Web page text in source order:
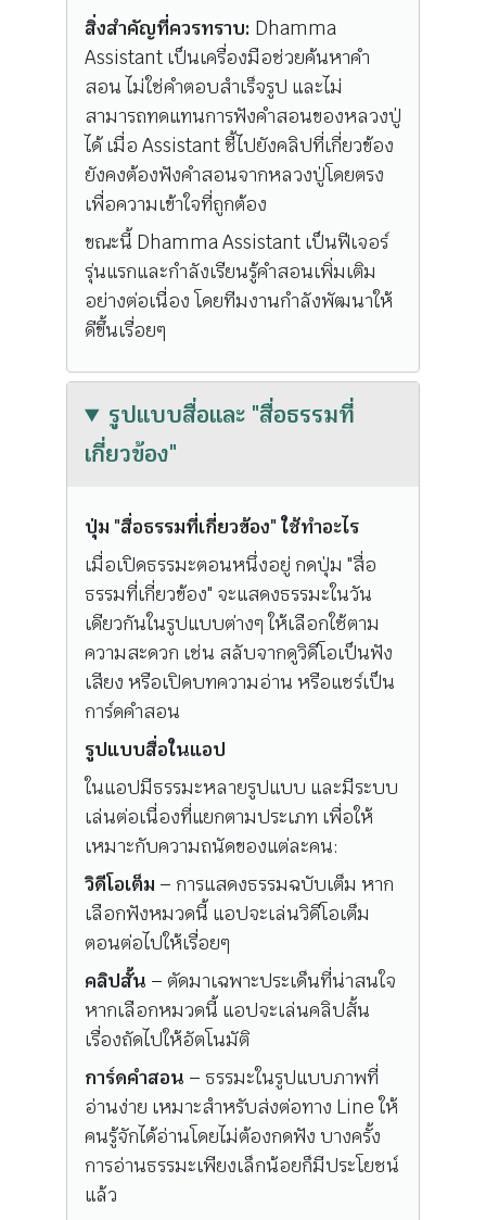
สิ่งสำคัญที่ควรทราบ: Dhamma
Assistant เป็นเครื่องมือช่วยค้นหาคำ
สอน ไม่ใช่คำตอบสำเร็จรูป และไม่
สามารถทดแทนการฟังคำสอนของหลวงปู่
ได้ เมื่อ Assistant ชี้ไปยังคลิปที่เกี่ยวข้อง
ยังคงต้องฟังคำสอนจากหลวงปู่โดยตรง
เพื่อความเข้าใจที่ถูกต้อง
ขณะนี้ Dhamma Assistant เป็นฟีเจอร์
รุ่นแรกและกำลังเรียนรู้คำสอนเพิ่มเติม
อย่างต่อเนื่อง โดยทีมงานกำลังพัฒนาให้
ดีขึ้นเรื่อยๆ
รูปแบบสื่อและ "สื่อธรรมที่
เกี่ยวข้อง"
ปุ่ม "สื่อธรรมที่เกี่ยวข้อง" ใช้ทำอะไร
เมื่อเปิดธรรมะตอนหนึ่งอยู่ กดปุ่ม "สื่อ
ธรรมที่เกี่ยวข้อง" จะแสดงธรรมะในวัน
เดียวกันในรูปแบบต่างๆ ให้เลือกใช้ตาม
ความสะดวก เช่น สลับจากดูวิดีโอเป็นฟัง
เสียง หรือเปิดบทความอ่าน หรือแชร์เป็น
การ์ดคำสอน
รูปแบบสื่อในแอป
ในแอปมีธรรมะหลายรูปแบบ และมีระบบ
เล่นต่อเนื่องที่แยกตามประเภท เพื่อให้
เหมาะกับความถนัดของแต่ละคน:
วิดีโอเต็ม – การแสดงธรรมฉบับเต็ม หาก
เลือกฟังหมวดนี้ แอปจะเล่นวิดีโอเต็ม
ตอนต่อไปให้เรื่อยๆ
คลิปสั้น – ตัดมาเฉพาะประเด็นที่น่าสนใจ
หากเลือกหมวดนี้ แอปจะเล่นคลิปสั้น
เรื่องถัดไปให้อัตโนมัติ
การ์ดคำสอน – ธรรมะในรูปแบบภาพที่
อ่านง่าย เหมาะสำหรับส่งต่อทาง Line ให้
คนรู้จักได้อ่านโดยไม่ต้องกดฟัง บางครั้ง
การอ่านธรรมะเพียงเล็กน้อยก็มีประโยชน์
แล้ว